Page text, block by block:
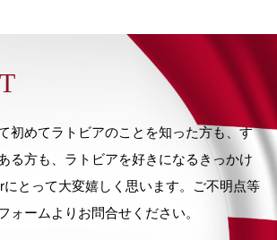
初めてラトビアのことを知った方も、す
る方も、ラトビアを好きになるきっかけ
にとって大変嬉しく思います。ご不明点等
ォームよりお問合せください。